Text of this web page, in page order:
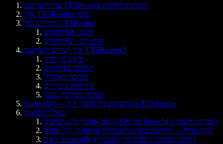
צור קשר עם TTSReader ותמיכת לקוחות
איך TTSReader עובד
מחירים של TTSReader
חינם - $0/לחודש
פרימיום - $2/לחודש
איך יוצרים קשר עם TTSReader?
צ'אט חי ישיר
תמיכה בפרימיום
תמיכה באימייל
פורומים ציבוריים
תמיכה בשירות עצמי
Speechify — האלטרנטיבה מספר 1 ל-TTSReader
שאלות נפוצות
האם אפשר להשתמש ב-API של Speechify למרכזי מענה?
מה עדיף — קריינות בינה מלאכותית או שחקן קול אנושי?
האם Speechify תומך בשפות נוספות חוץ מאנגלית?